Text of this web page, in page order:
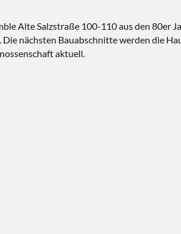
Alte Salzstraße 100-110 aus den 80er
nächsten Bauabschnitte werden die
aktuell.